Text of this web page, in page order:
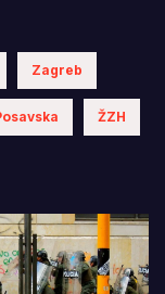
Zagreb
ŽZH